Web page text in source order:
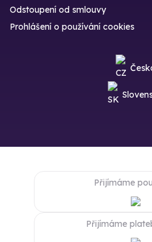
Odstoupení od smlouvy
Prohlášení o používání cookies
Přijímáme
Přijímáme